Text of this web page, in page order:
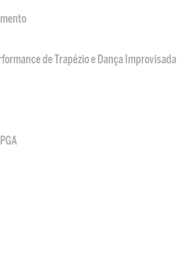
de Trapézio e Dança Improvisada